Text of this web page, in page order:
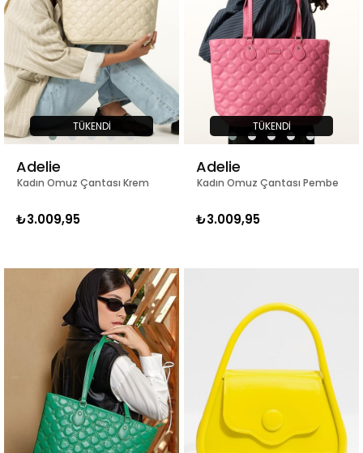
TÜKENDI
Kadın Omuz Çantası Krem
Adelie
₺3.009,95
TÜKENDI
Kadın Omuz Çantası Pembe
Adelie
₺3.009,95